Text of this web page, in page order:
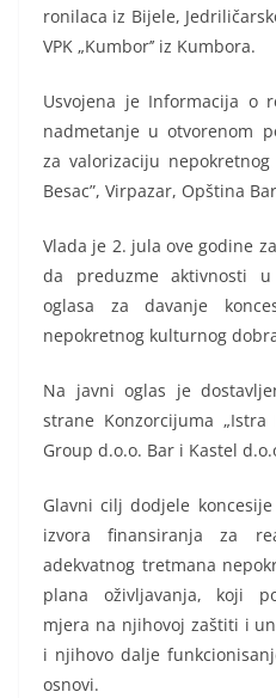
ronilaca iz Bijele,
VPK „Kumbor’’ iz Kumbora.
Usvojena je Informacija o
nadmetanje u otvorenom
za valorizaciju
Besac”, Virpazar, Opština
Vlada je 2. jula ove godine
da preduzme aktivnosti
oglasa za davanje
nepokretnog kulturnog
Na javni oglas je
strane Konzorcijuma
Group d.o.o. Bar i Kastel
Glavni cilj dodjele
izvora finansiranja za
adekvatnog tretmana
plana oživljavanja, koji
mjera na njihovoj zaštiti i
i njihovo dalje
osnovi.